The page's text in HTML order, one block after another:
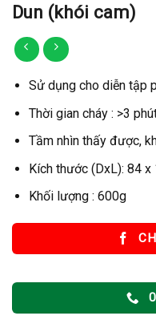
Dun (khói cam)
Sử dụng cho diễn tập
Thời gian cháy : >3
Tầm nhìn thấy được,
Kích thước (DxL): 84 x
Khối lượng : 600g